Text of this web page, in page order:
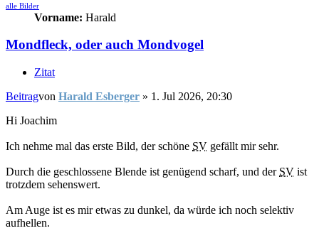
alle Bilder
Vorname: Harald
Mondfleck, oder auch Mondvogel
Zitat
Beitragvon Harald Esberger » 1. Jul 2026, 20:30
Hi Joachim
Ich nehme mal das erste Bild, der schöne SV gefällt mir sehr.
Durch die geschlossene Blende ist genügend scharf, und der SV ist
trotzdem sehenswert.
Am Auge ist es mir etwas zu dunkel, da würde ich noch selektiv
aufhellen.